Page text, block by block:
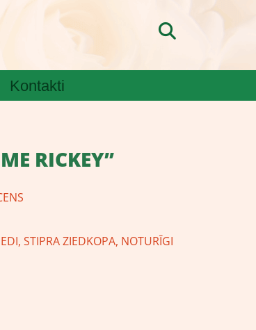
Kontakti
RICKEY”
STIPRA ZIEDKOPA, NOTURĪGI